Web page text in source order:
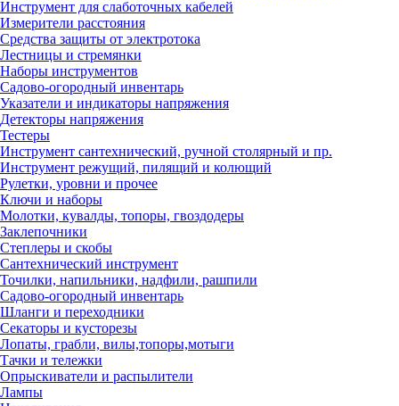
Инструмент для слаботочных кабелей
Измерители расстояния
Средства защиты от электротока
Лестницы и стремянки
Наборы инструментов
Садово-огородный инвентарь
Указатели и индикаторы напряжения
Детекторы напряжения
Тестеры
Инструмент сантехнический, ручной столярный и пр.
Инструмент режущий, пилящий и колющий
Рулетки, уровни и прочее
Ключи и наборы
Молотки, кувалды, топоры, гвоздодеры
Заклепочники
Степлеры и скобы
Сантехнический инструмент
Точилки, напильники, надфили, рашпили
Садово-огородный инвентарь
Шланги и переходники
Секаторы и кусторезы
Лопаты, грабли, вилы,топоры,мотыги
Тачки и тележки
Опрыскиватели и распылители
Лампы